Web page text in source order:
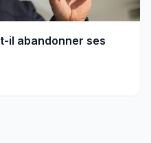
il abandonner ses